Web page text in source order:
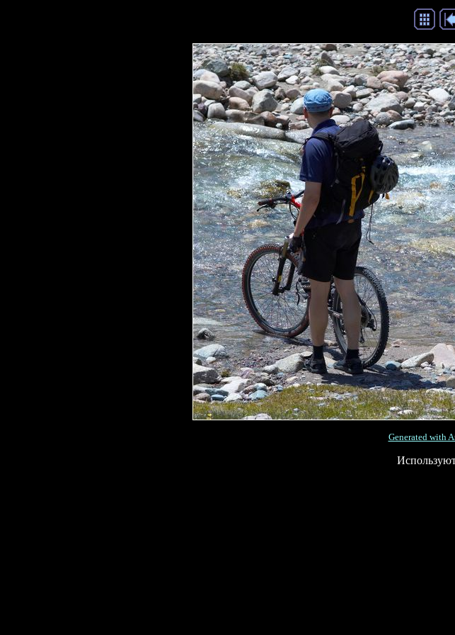
Generated with